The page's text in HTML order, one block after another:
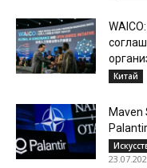
Китай
Maven